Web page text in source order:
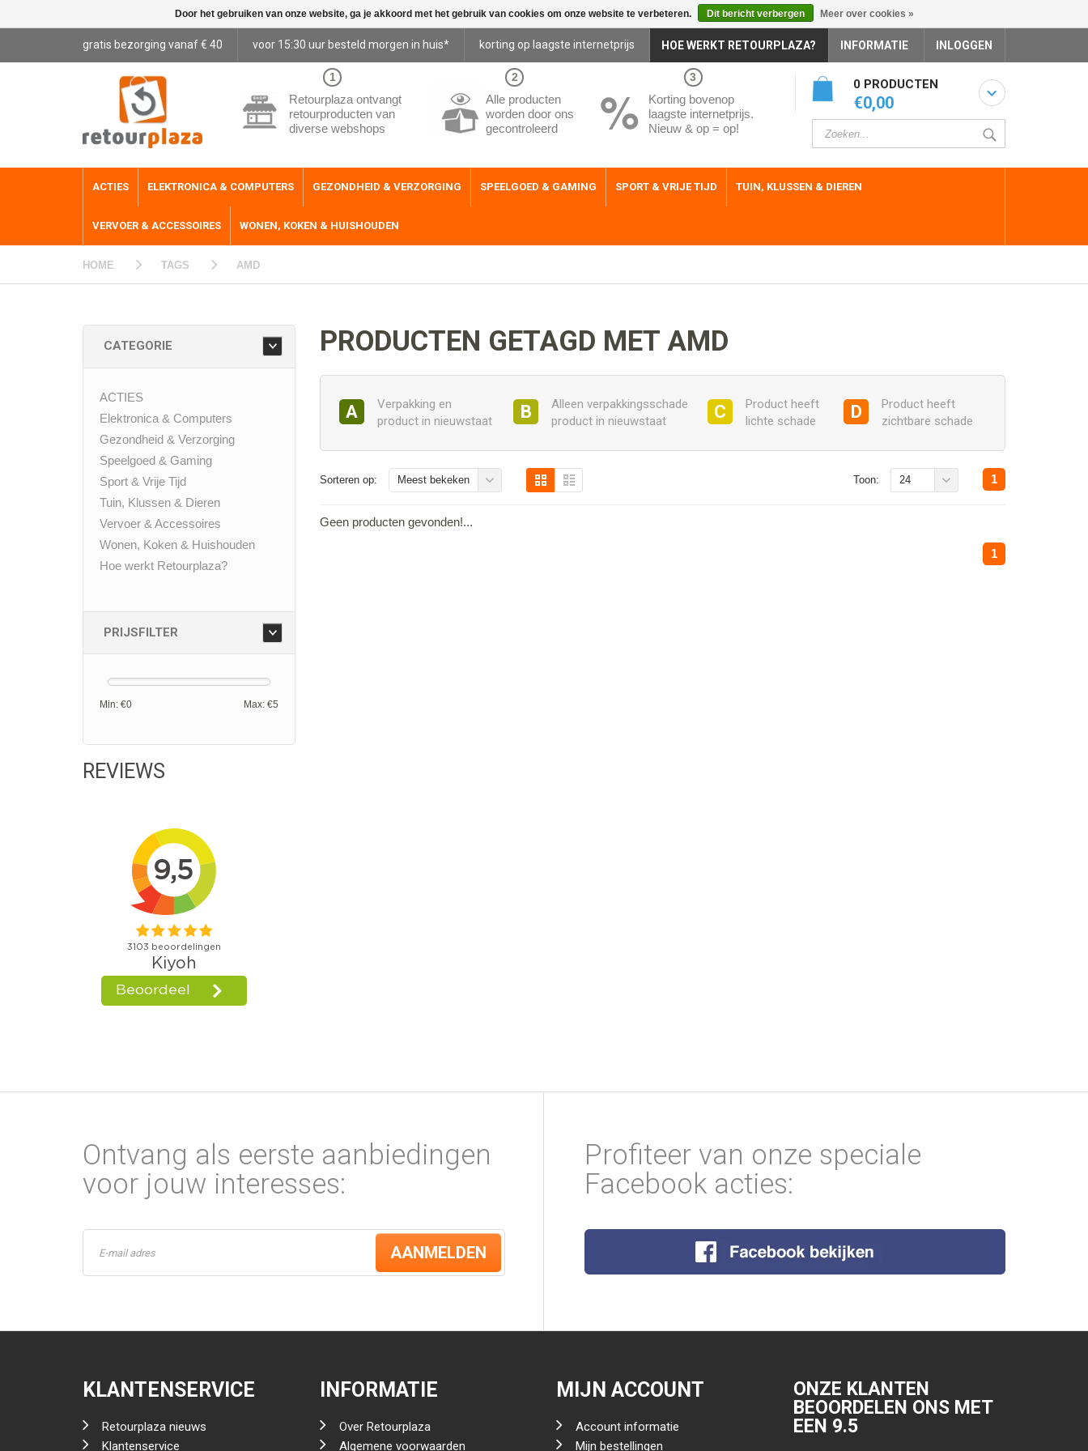
gratis bezorging vanaf € 40 voor 15:30 uur besteld morgen in huis* korting op laagste internetprijs HOE WERKT RETOURPLAZA? INFORMATIE INLOGGEN
1
Retourplaza ontvangt
retourproducten van
diverse webshops
2
Alle producten
worden door ons
gecontroleerd
3
Korting bovenop
laagste internetprijs.
Nieuw & op = op!
0 PRODUCTEN
€0,00
ACTIES ELEKTRONICA & COMPUTERS GEZONDHEID & VERZORGING SPEELGOED & GAMING SPORT & VRIJE TIJD TUIN, KLUSSEN & DIEREN
VERVOER & ACCESSOIRES WONEN, KOKEN & HUISHOUDEN
HOME TAGS AMD
CATEGORIE
ACTIES
Elektronica & Computers
Gezondheid & Verzorging
Speelgoed & Gaming
Sport & Vrije Tijd
Tuin, Klussen & Dieren
Vervoer & Accessoires
Wonen, Koken & Huishouden
Hoe werkt Retourplaza?
PRIJSFILTER
Min: €0 Max: €5
REVIEWS
PRODUCTEN GETAGD MET AMD
A
Verpakking en
product in nieuwstaat
B
Alleen verpakkingsschade
product in nieuwstaat
C
Product heeft
lichte schade
D
Product heeft
zichtbare schade
Sorteren op: Meest bekeken 1
Toon: 24
Geen producten gevonden!...
1
Ontvang als eerste aanbiedingen
voor jouw interesses:
AANMELDEN
Profiteer van onze speciale
Facebook acties:
KLANTENSERVICE
Retourplaza nieuws
Klantenservice
INFORMATIE
Over Retourplaza
Algemene voorwaarden
MIJN ACCOUNT
Account informatie
Mijn bestellingen
ONZE KLANTEN
BEOORDELEN ONS MET
EEN 9.5
Door het gebruiken van onze website, ga je akkoord met het gebruik van cookies om onze website te verbeteren. Dit bericht verbergen Meer over cookies »